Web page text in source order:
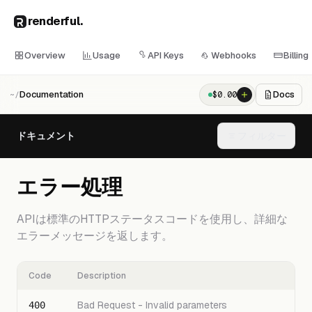
renderful.
Overview Usage API Keys Webhooks Billing
~/Documentation $0.00 Docs
ドキュメント
エラー処理
APIは標準のHTTPステータスコードを使用し、詳細な
エラーメッセージを返します。
Code Description
400 Bad Request - Invalid parameters